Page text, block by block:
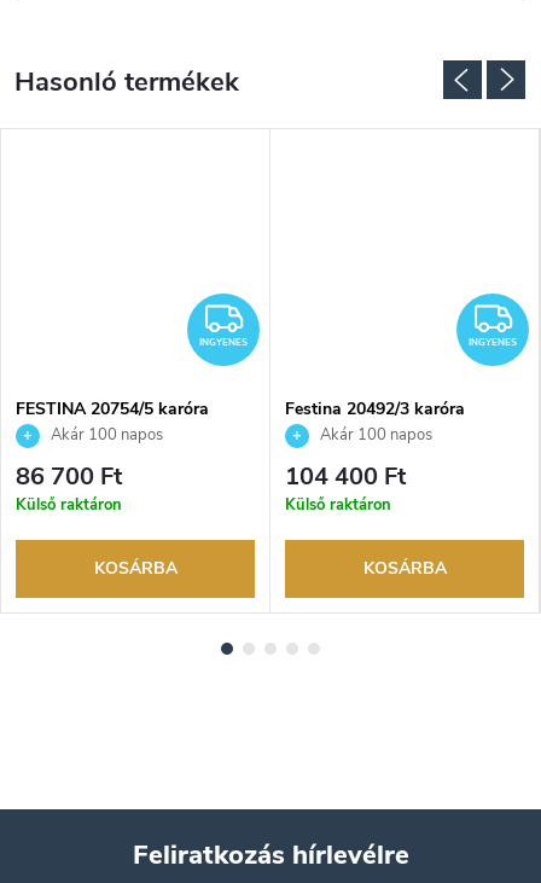
INGYENES
INGYENES
FESTINA 20754/5 karóra
Akár 100 napos
visszaküldési lehetőség. Hivatalos
márkakereskedő.
86 700 Ft
Külső raktáron
KOSÁRBA
INGYENES
Festina 20492/3 karóra
Akár 100 napos
visszaküldési lehetőség. Hivatalos
márkakereskedő.
104 400 Ft
Külső raktáron
KOSÁRBA
Feliratkozás hírlevélre